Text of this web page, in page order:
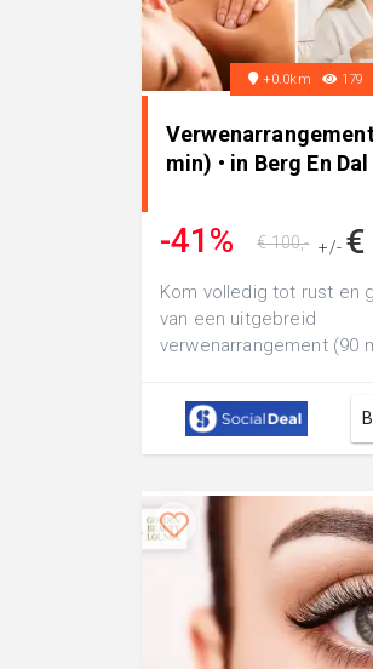
+0.0km 179
min) • in Berg En Dal
-41% +/- €
€ 100,-
Kom volledig tot rust en
van een uitgebreid
verwenarrangement (90
massages, een rug...